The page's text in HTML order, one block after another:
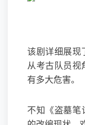
该剧详细展现
从考古队员视
有多大危害。
不知《盗墓笔